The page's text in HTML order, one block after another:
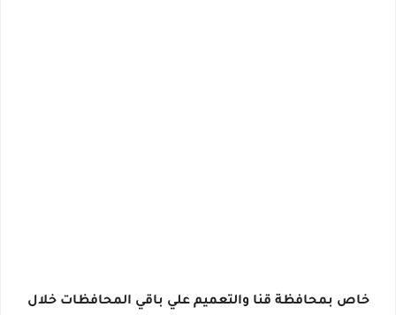
خاص بمحافظة قنا والتعميم علي باقي المحافظات خلال